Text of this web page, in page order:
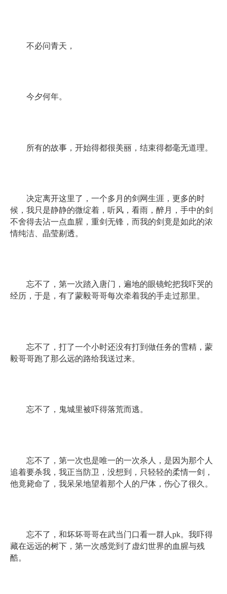
不必问青天，
今夕何年。
所有的故事，开始得都很美丽，结束得都毫无道理。
决定离开这里了，一个多月的剑网生涯，更多的时
候，我只是静静的微绽着，听风，看雨，醉月，手中的剑
不舍得去沾一点血腥，重剑无锋，而我的剑竟是如此的浓
情纯洁、晶莹剔透。
忘不了，第一次踏入唐门，遍地的眼镜蛇把我吓哭的
经历，于是，有了蒙毅哥哥每次牵着我的手走过那里。
忘不了，打了一个小时还没有打到做任务的雪精，蒙
毅哥哥跑了那么远的路给我送过来。
忘不了，鬼城里被吓得落荒而逃。
忘不了，第一次也是唯一的一次杀人，是因为那个人
追着要杀我，我正当防卫，没想到，只轻轻的柔情一剑，
他竟毙命了，我呆呆地望着那个人的尸体，伤心了很久。
忘不了，和坏坏哥哥在武当门口看一群人 pk。我吓得
藏在远远的树下，第一次感觉到了虚幻世界的血腥与残
酷。